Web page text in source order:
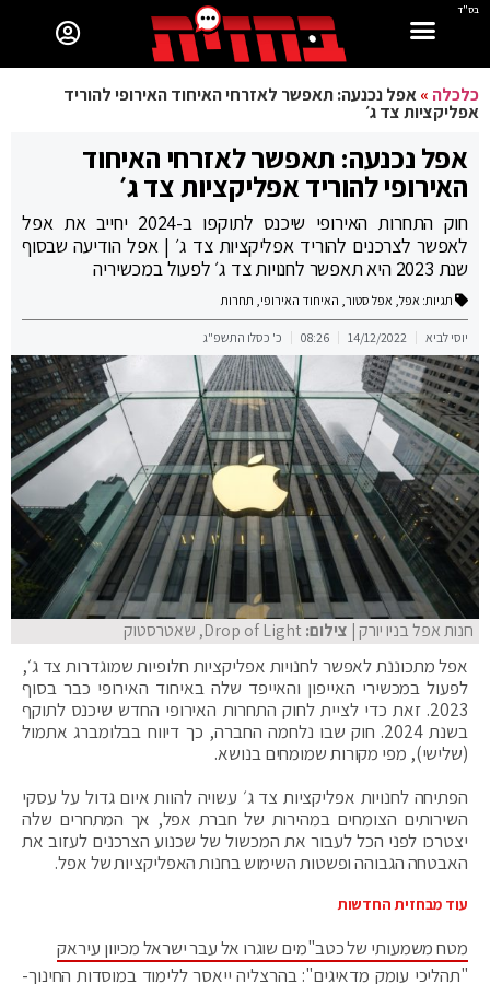
בס"ד
כלכלה »אפל נכנעה: תאפשר לאזרחי האיחוד האירופי להוריד
אפליקציות צד ג׳
אפל נכנעה: תאפשר לאזרחי האיחוד
האירופי להוריד אפליקציות צד ג׳
חוק התחרות האירופי שיכנס לתוקפו ב-2024 יחייב את אפל
לאפשר לצרכנים להוריד אפליקציות צד ג׳ | אפל הודיעה שבסוף
שנת 2023 היא תאפשר לחנויות צד ג׳ לפעול במכשיריה
תגיות: אפל, אפל סטור, האיחוד האירופי, תחרות
יוסי לביא 14/12/2022
08:26 כ' כסלו התשפ"ג
חנות אפל בניו יורק| צילום:Drop of Light, שאטרסטוק
אפל מתכוננת לאפשר לחנויות אפליקציות חלופיות שמוגדרות צד ג׳,
לפעול במכשירי האייפון והאייפד שלה באיחוד האירופי כבר בסוף
2023. זאת כדי לציית לחוק התחרות האירופי החדש שיכנס לתוקף
בשנת 2024. חוק שבו נלחמה החברה, כך דיווח בבלומברג אתמול
(שלישי), מפי מקורות שמומחים בנושא.
הפתיחה לחנויות אפליקציות צד ג׳ עשויה להוות איום גדול על עסקי
השירותים הצומחים במהירות של חברת אפל, אך המתחרים שלה
יצטרכו לפני הכל לעבור את המכשול של שכנוע הצרכנים לעזוב את
האבטחה הגבוהה ופשטות השימוש בחנות האפליקציות של אפל.
עוד מבחזית החדשות
מטח משמעותי של כטב"מים שוגרו אל עבר ישראל מכיוון עיראק
"תהליכי עומק מדאיגים": בהרצליה ייאסר ללימוד במוסדות החינוך-